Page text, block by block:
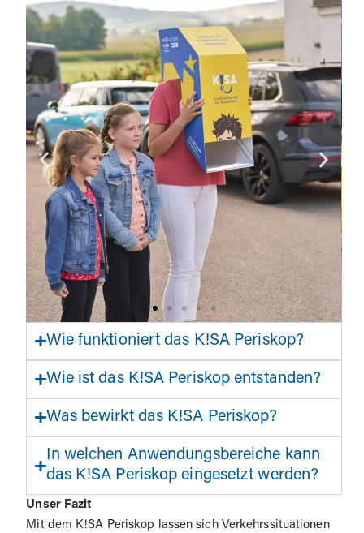
Wie funktioniert das K!SA Periskop?
Wie ist das K!SA Periskop entstanden?
Was bewirkt das K!SA Periskop?
In welchen Anwendungsbereiche kann
das K!SA Periskop eingesetzt werden?
Unser Fazit
Mit dem K!SA Periskop lassen sich Verkehrssituationen